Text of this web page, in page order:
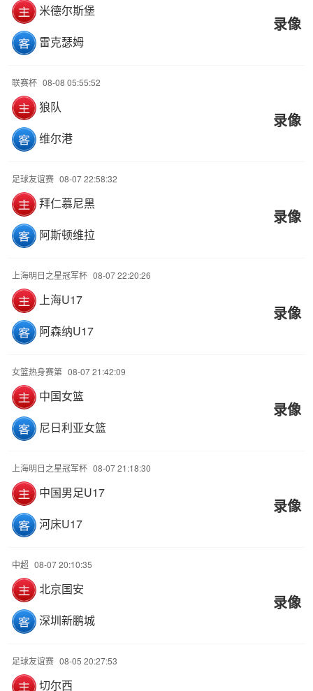
米德尔斯堡
雷克瑟姆
录像
联赛杯 08-08 05:55:52
狼队
维尔港
录像
足球友谊赛 08-07 22:58:32
拜仁慕尼黑
阿斯顿维拉
录像
上海明日之星冠军杯 08-07 22:20:26
上海U17
阿森纳U17
录像
女篮热身赛第 08-07 21:42:09
中国女篮
尼日利亚女篮
录像
上海明日之星冠军杯 08-07 21:18:30
中国男足U17
河床U17
录像
中超 08-07 20:10:35
北京国安
深圳新鹏城
录像
足球友谊赛 08-05 20:27:53
切尔西